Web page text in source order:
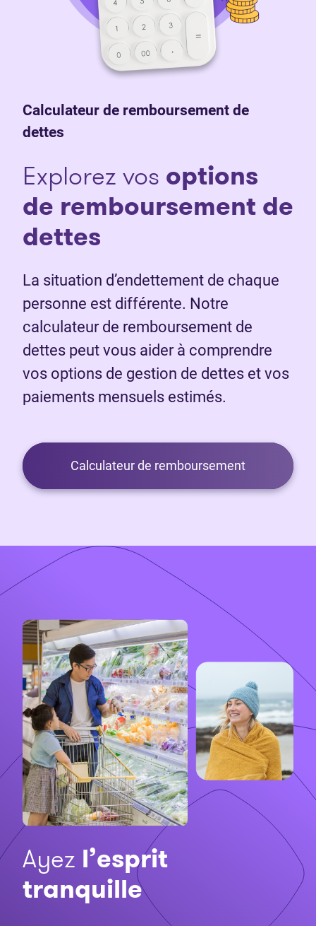
Calculateur de remboursement de
dettes
Explorez vos options
de remboursement de
dettes
La situation d’endettement de chaque
personne est différente. Notre
calculateur de remboursement de
dettes peut vous aider à comprendre
vos options de gestion de dettes et vos
paiements mensuels estimés.
Calculateur de remboursement
Ayez l’esprit
tranquille